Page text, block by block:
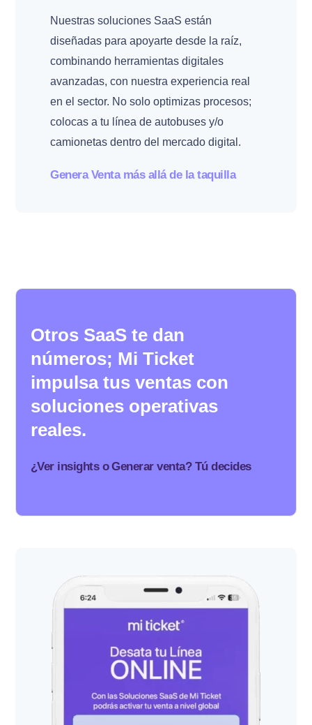
Nuestras soluciones SaaS están
diseñadas para apoyarte desde la raíz,
combinando herramientas digitales
avanzadas, con nuestra experiencia real
en el sector. No solo optimizas procesos;
colocas a tu línea de autobuses y/o
camionetas dentro del mercado digital.
Genera Venta más allá de la taquilla
Otros SaaS te dan
números; Mi Ticket
impulsa tus ventas con
soluciones operativas
reales.
¿Ver insights o Generar venta? Tú decides